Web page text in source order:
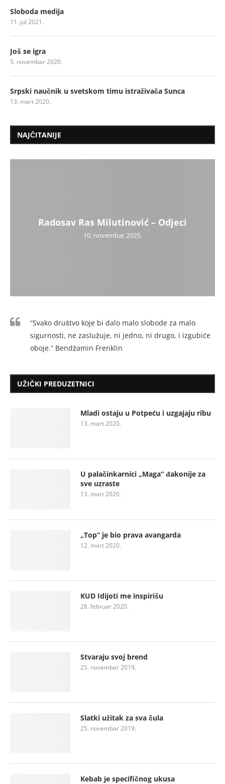
Sloboda medija
11. jul 2021.
Još se igra
5. novembar 2020.
Srpski naučnik u svetskom timu istraživača Sunca
13. mart 2020.
NAJČITANIJE
Radosav Ras Milutinović – Odjeci
10. novembar 2025.
“Svako društvo koje bi dalo malo slobode za malo
sigurnosti, ne zaslužuje, ni jedno, ni drugo, i izgubiće
oboje.” Bendžamin Frenklin
UŽIČKI PREDUZETNICI
Mladi ostaju u Potpeću i uzgajaju ribu
13. mart 2020.
U palačinkarnici „Maga“ đakonije za
sve uzraste
13. mart 2020.
„Top“ je bio prava avangarda
12. mart 2020.
KUD Idijoti me inspirišu
28. februar 2020.
Stvaraju svoj brend
25. novembar 2019.
Slatki užitak za sva čula
25. novembar 2019.
Kebab je specifičnog ukusa